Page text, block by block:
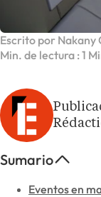
Escrito por Nakany
Min. de lectura : 1
Sumario
Eventos en